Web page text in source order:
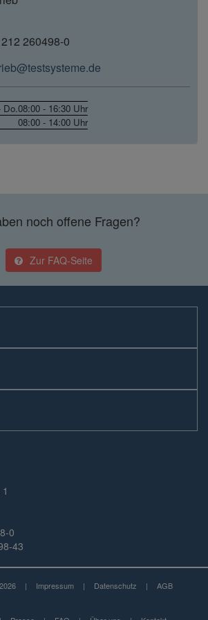
260498-0
Do.08:00 - 16:30 Uhr
08:00 - 14:00 Uhr
noch offene Fragen?
Zur FAQ-Seite
0
43
| Impressum | Datenschutz | AGB